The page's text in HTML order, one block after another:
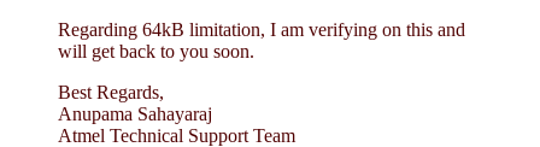
Regarding 64kB limitation, I am verifying on this and
will get back to you soon.
Best Regards,
Anupama Sahayaraj
Atmel Technical Support Team